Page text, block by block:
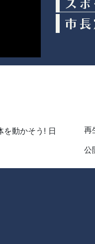
を動かそう! 日
再
公